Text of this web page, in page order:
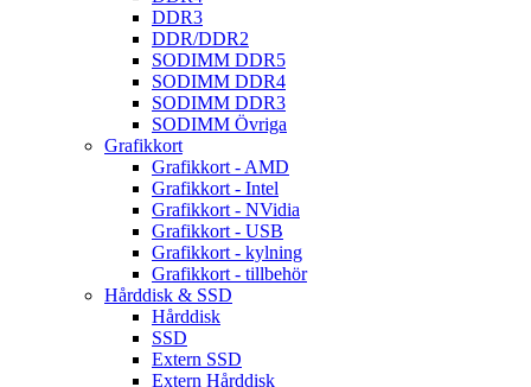
DDR3
DDR/DDR2
SODIMM DDR5
SODIMM DDR4
SODIMM DDR3
SODIMM Övriga
Grafikkort
Grafikkort - AMD
Grafikkort - Intel
Grafikkort - NVidia
Grafikkort - USB
Grafikkort - kylning
Grafikkort - tillbehör
Hårddisk & SSD
Hårddisk
SSD
Extern SSD
Extern Hårddisk